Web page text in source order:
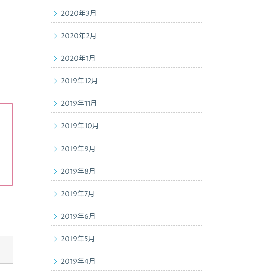
2020年3月
2020年2月
2020年1月
2019年12月
2019年11月
2019年10月
2019年9月
2019年8月
2019年7月
2019年6月
2019年5月
2019年4月